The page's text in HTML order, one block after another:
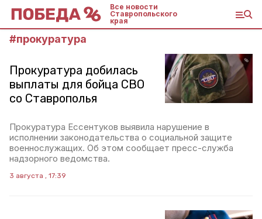
Все новости
Ставропольского
края
#прокуратура
Прокуратура добилась
выплаты для бойца СВО
со Ставрополья
Прокуратура Ессентуков выявила нарушение в
исполнении законодательства о социальной защите
военнослужащих. Об этом сообщает пресс-служба
надзорного ведомства.
3 августа , 17:39